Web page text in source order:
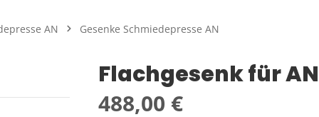
AN Gesenke Schmiedepresse AN
Flachgesenk für
Regulärer Preis:
488,00 €